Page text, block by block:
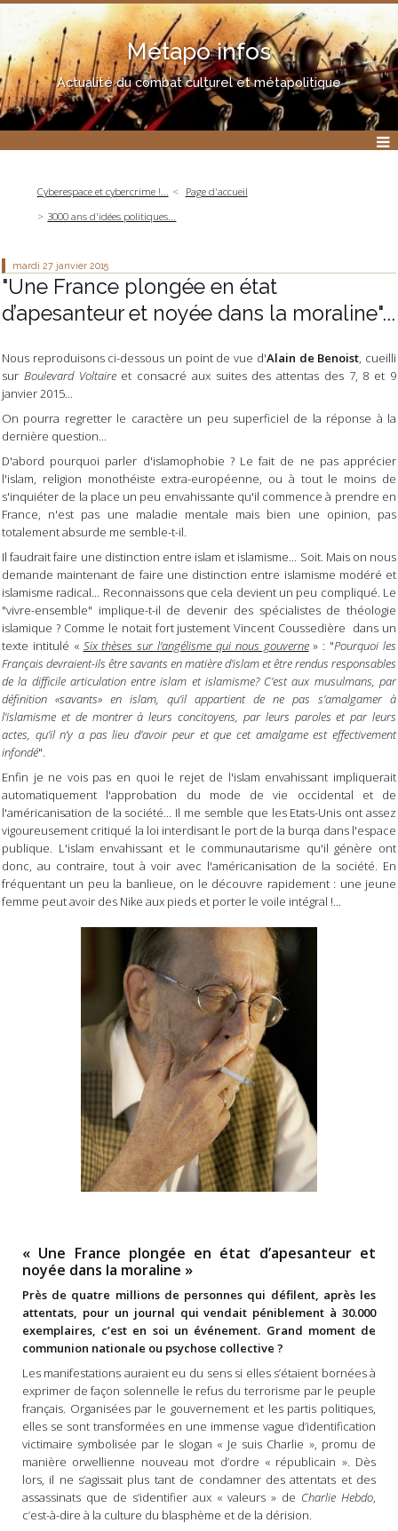
Métapo infos
Actualité du combat culturel et métapolitique
Cyberespace et cybercrime !...
Page d'accueil
3000 ans d'idées politiques...
mardi 27 janvier 2015
"Une France plongée en état
d’apesanteur et noyée dans la moraline"...
Nous reproduisons ci-dessous un point de vue d'Alain de Benoist, cueilli
sur Boulevard Voltaireet consacré aux suites des attentas des 7, 8 et 9
janvier 2015...
On pourra regretter le caractère un peu superficiel de la réponse à la
dernière question...
D'abord pourquoi parler d'islamophobie ? Le fait de ne pas apprécier
l'islam, religion monothéiste extra-européenne, ou à tout le moins de
s'inquiéter de la place un peu envahissante qu'il commence à prendre en
France, n'est pas une maladie mentale mais bien une opinion, pas
totalement absurde me semble-t-il.
Il faudrait faire une distinction entre islam et islamisme... Soit. Mais on nous
demande maintenant de faire une distinction entre islamisme modéré et
islamisme radical... Reconnaissons que cela devient un peu compliqué. Le
"vivre-ensemble" implique-t-il de devenir des spécialistes de théologie
islamique ? Comme le notait fort justement Vincent Coussedière dans un
texte intitulé « Six thèses sur l'angélisme qui nous gouverne» : "Pourquoi les
Français devraient-ils être savants en matière d’islam et être rendus responsables
de la difficile articulation entre islam et islamisme? C’est aux musulmans, par
définition «savants» en islam, qu’il appartient de ne pas s’amalgamer à
l’islamisme et de montrer à leurs concitoyens, par leurs paroles et par leurs
actes, qu’il n’y a pas lieu d’avoir peur et que cet amalgame est effectivement
infondé".
Enfin je ne vois pas en quoi le rejet de l'islam envahissant impliquerait
automatiquement l'approbation du mode de vie occidental et de
l'américanisation de la société... Il me semble que les Etats-Unis ont assez
vigoureusement critiqué la loi interdisant le port de la burqa dans l'espace
publique. L'islam envahissant et le communautarisme qu'il génère ont
donc, au contraire, tout à voir avec l'américanisation de la société. En
fréquentant un peu la banlieue, on le découvre rapidement : une jeune
femme peut avoir des Nike aux pieds et porter le voile intégral !...
« Une France plongée en état d’apesanteur et
noyée dans la moraline »
Près de quatre millions de personnes qui défilent, après les
attentats, pour un journal qui vendait péniblement à 30.000
exemplaires, c’est en soi un événement. Grand moment de
communion nationale ou psychose collective ?
Les manifestations auraient eu du sens si elles s’étaient bornées à
exprimer de façon solennelle le refus du terrorisme par le peuple
français. Organisées par le gouvernement et les partis politiques,
elles se sont transformées en une immense vague d’identification
victimaire symbolisée par le slogan « Je suis Charlie », promu de
manière orwellienne nouveau mot d’ordre « républicain ». Dès
lors, il ne s’agissait plus tant de condamner des attentats et des
assassinats que de s’identifier aux « valeurs » de Charlie Hebdo,
c’est-à-dire à la culture du blasphème et de la dérision.